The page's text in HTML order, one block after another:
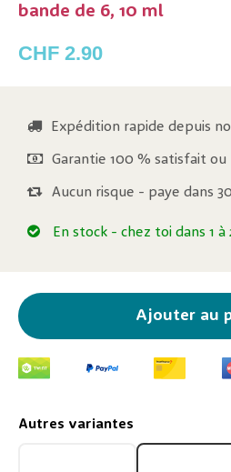
bande de 6, 10 ml
CHF 2.90
Expédition rapide depuis
Garantie 100 % satisfait
Aucun risque - paye dans
En stock - chez toi dans 1 à
Ajouter au
Autres variantes